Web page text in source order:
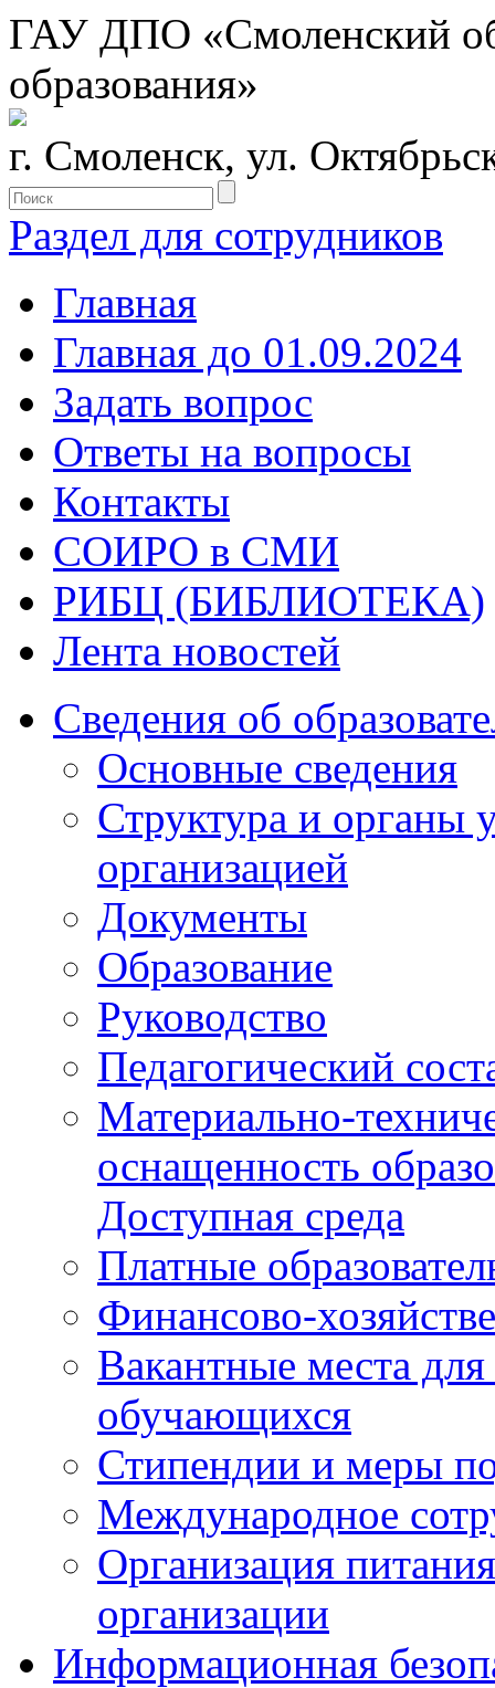
ГАУ ДПО «Смоленский
образования»
г. Смоленск, ул.
Раздел для сотрудников
Главная
Главная до 01.09.2024
Задать вопрос
Ответы на вопросы
Контакты
СОИРО в СМИ
РИБЦ (БИБЛИОТЕКА)
Лента новостей
Сведения об
Основные сведения
Структура и органы
организацией
Документы
Образование
Руководство
Педагогический
Материально-
оснащенность
Доступная среда
Платные
Финансово-
Вакантные места
обучающихся
Стипендии и меры
Международное
Организация
организации
Информационная